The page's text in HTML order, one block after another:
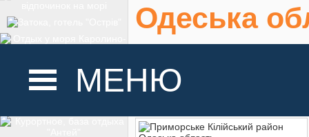
МЕНЮ
Одеська
На карте